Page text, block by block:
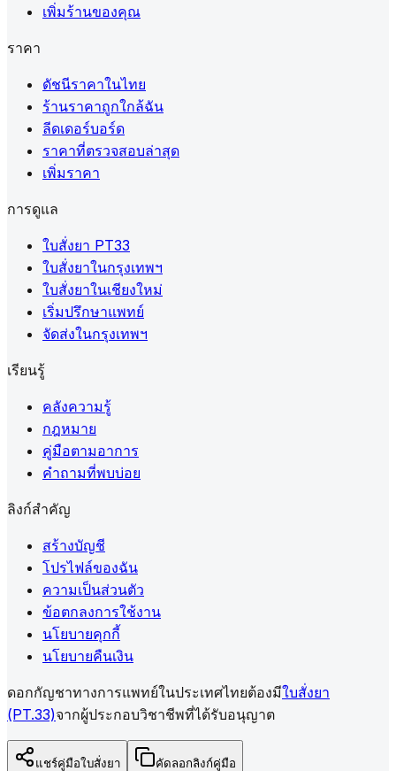
เพิ่มร้านของคุณ
ราคา
ดัชนีราคาในไทย
ร้านราคาถูกใกล้ฉัน
ลีดเดอร์บอร์ด
ราคาที่ตรวจสอบล่าสุด
เพิ่มราคา
การดูแล
ใบสั่งยา PT33
ใบสั่งยาในกรุงเทพฯ
ใบสั่งยาในเชียงใหม่
เริ่มปรึกษาแพทย์
จัดส่งในกรุงเทพฯ
เรียนรู้
คลังความรู้
กฎหมาย
คู่มือตามอาการ
คำถามที่พบบ่อย
ลิงก์สำคัญ
สร้างบัญชี
โปรไฟล์ของฉัน
ความเป็นส่วนตัว
ข้อตกลงการใช้งาน
นโยบายคุกกี้
นโยบายคืนเงิน
ดอกกัญชาทางการแพทย์ในประเทศไทยต้องมีใบสั่งยา
(PT.33)จากผู้ประกอบวิชาชีพที่ได้รับอนุญาต
แชร์คู่มือใบสั่งยา คัดลอกลิงก์คู่มือ